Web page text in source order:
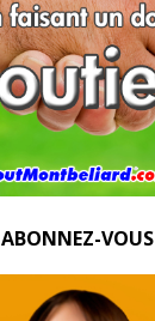
ABONNEZ-VOUS